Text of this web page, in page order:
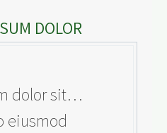
DOLOR
dolor sit
eiusmod